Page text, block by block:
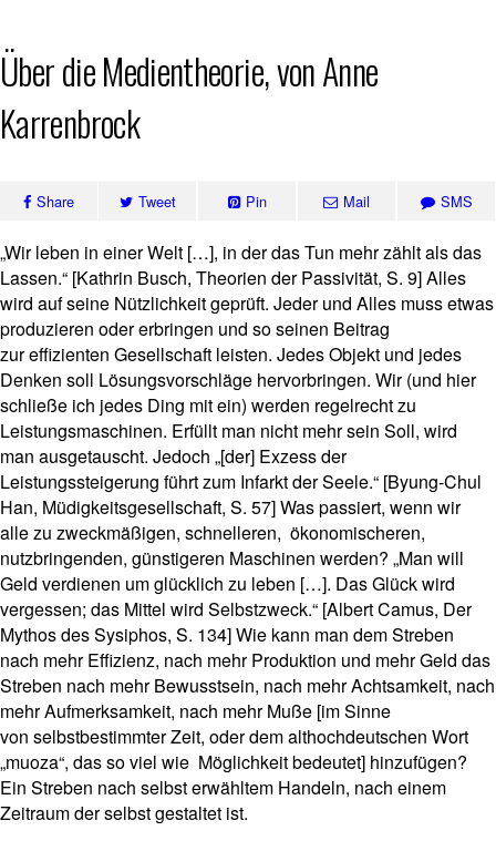
Skip
to
content
Über die Medientheorie, von Anne
Karrenbrock
Share Tweet Pin Mail SMS
„Wir leben in einer Welt […], in der das Tun mehr zählt als das
Lassen.“ [Kathrin Busch, Theorien der Passivität, S. 9] Alles
wird auf seine Nützlichkeit geprüft. Jeder und Alles muss etwas
produzieren oder erbringen und so seinen Beitrag
zur effizienten Gesellschaft leisten. Jedes Objekt und jedes
Denken soll Lösungsvorschläge hervorbringen. Wir (und hier
schließe ich jedes Ding mit ein) werden regelrecht zu
Leistungsmaschinen. Erfüllt man nicht mehr sein Soll, wird
man ausgetauscht. Jedoch „[der] Exzess der
Leistungssteigerung führt zum Infarkt der Seele.“ [Byung-Chul
Han, Müdigkeitsgesellschaft, S. 57] Was passiert, wenn wir
alle zu zweckmäßigen, schnelleren, ökonomischeren,
nutzbringenden, günstigeren Maschinen werden? „Man will
Geld verdienen um glücklich zu leben […]. Das Glück wird
vergessen; das Mittel wird Selbstzweck.“ [Albert Camus, Der
Mythos des Sysiphos, S. 134] Wie kann man dem Streben
nach mehr Effizienz, nach mehr Produktion und mehr Geld das
Streben nach mehr Bewusstsein, nach mehr Achtsamkeit, nach
mehr Aufmerksamkeit, nach mehr Muße [im Sinne
von selbstbestimmter Zeit, oder dem althochdeutschen Wort
„muoza“, das so viel wie Möglichkeit bedeutet] hinzufügen?
Ein Streben nach selbst erwähltem Handeln, nach einem
Zeitraum der selbst gestaltet ist.